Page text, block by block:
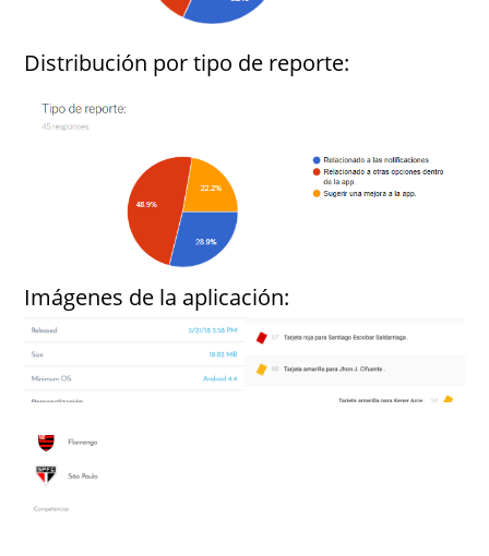
Distribución por tipo de reporte:
Imágenes de la aplicación: